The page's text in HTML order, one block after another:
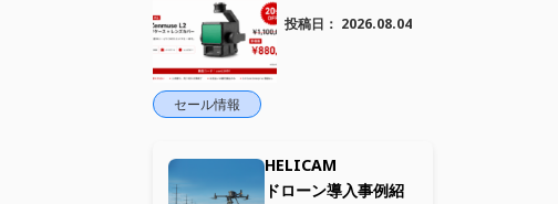
セール情報
た。｜HELICAM STORE
投稿日： 2026.08.04
HELICAM
ドローン導入事例紹